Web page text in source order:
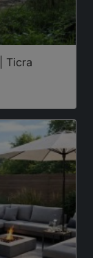
Ticra